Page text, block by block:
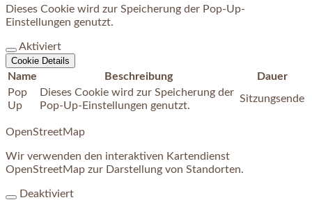
Dieses Cookie wird zur Speicherung der Pop-Up-
Einstellungen genutzt.
Aktiviert
Cookie Details
Name Beschreibung
Dauer
Pop
Up
Dieses Cookie wird zur Speicherung der
Pop-Up-Einstellungen genutzt.
Sitzungsende
OpenStreetMap
Wir verwenden den interaktiven Kartendienst
OpenStreetMap zur Darstellung von Standorten.
Deaktiviert